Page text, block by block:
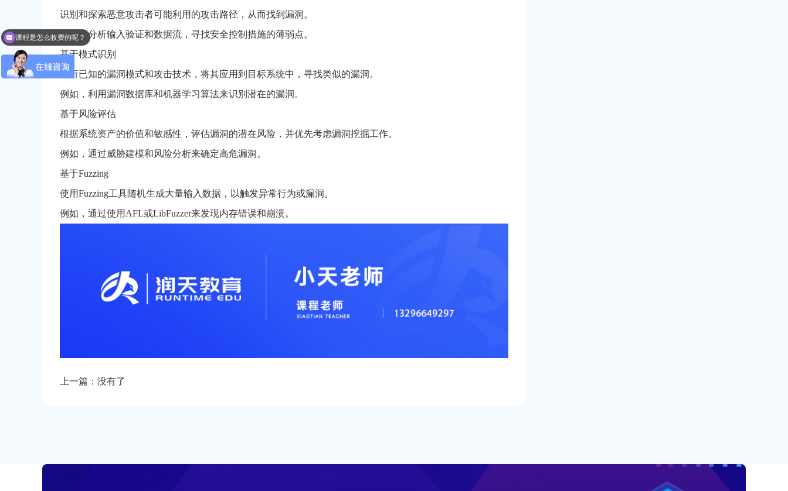
识别和探索恶意攻击者可能利用的攻击路径，从而找到漏洞。
例如，分析输入验证和数据流，寻找安全控制措施的薄弱点。
基于模式识别
分析已知的漏洞模式和攻击技术，将其应用到目标系统中，寻找类似的漏洞。
例如，利用漏洞数据库和机器学习算法来识别潜在的漏洞。
基于风险评估
根据系统资产的价值和敏感性，评估漏洞的潜在风险，并优先考虑漏洞挖掘工作。
例如，通过威胁建模和风险分析来确定高危漏洞。
基于Fuzzing
使用Fuzzing工具随机生成大量输入数据，以触发异常行为或漏洞。
例如，通过使用AFL或LibFuzzer来发现内存错误和崩溃。
上一篇：没有了
岳同学180****1241刚刚成功领取
课程是怎么收费的呢？
现在有优惠活动么？